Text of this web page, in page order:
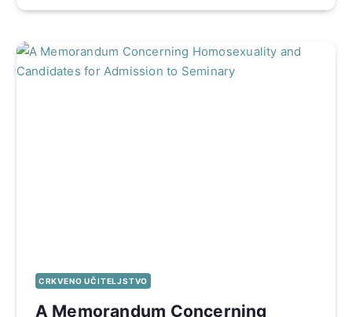
CRKVENO UČITELJSTVO
A Memorandum Concerning